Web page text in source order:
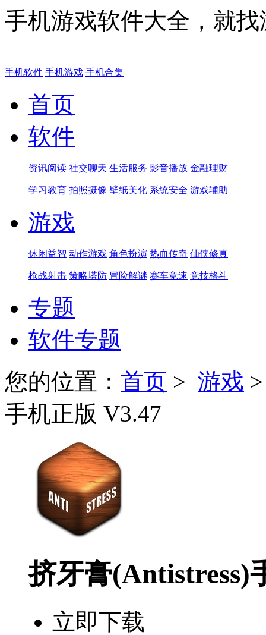
手机游戏软件大全，就
手机软件 手机游戏 手机合集
首页
软件
资讯阅读 社交聊天 生活服务 影音播放 金融理财
学习教育 拍照摄像 壁纸美化 系统安全 游戏辅助
游戏
休闲益智 动作游戏 角色扮演 热血传奇 仙侠修真
枪战射击 策略塔防 冒险解谜 赛车竞速 竞技格斗
专题
软件专题
您的位置： 首页 > 游戏
手机正版 V3.47
挤牙膏(Antistress)
立即下载